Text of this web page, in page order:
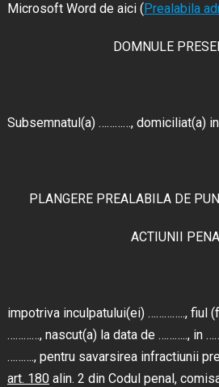
Microsoft Word de aici (Prealabila
DOMNULE
Subsemnatul(a) …………, domiciliat(a)
PLANGERE PREALABILA DE
ACTIUNII
impotriva inculpatului(ei) ………….., fiul
…………, nascut(a) la data de ……….., in
………., pentru savarsirea infractiunii
art. 180alin. 2 din Codul penal,